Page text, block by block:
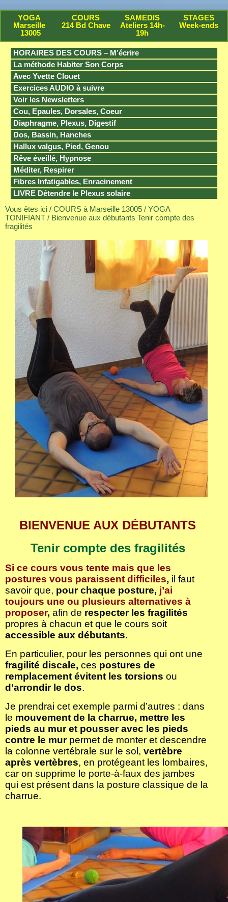
YOGA
Marseille
13005
COURS
214 Bd Chave
SAMEDIS
Ateliers 14h-
19h
STAGES
Week-ends
HORAIRES DES COURS – M’écrire
La méthode Habiter Son Corps
Avec Yvette Clouet
Exercices AUDIO à suivre
Voir les Newsletters
Cou, Epaules, Dorsales, Coeur
Diaphragme, Plexus, Digestif
Dos, Bassin, Hanches
Hallux valgus, Pied, Genou
Rêve éveillé, Hypnose
Méditer, Respirer
Fibres Infatigables, Enracinement
LIVRE Détendre le Plexus solaire
Vous êtes ici / COURS à Marseille 13005 / YOGA
TONIFIANT / Bienvenue aux débutants Tenir compte des
fragilités
BIENVENUE AUX DÉBUTANTS
Tenir compte des fragilités
Si ce cours vous tente mais que les
postures vous paraissent difficiles, il faut
savoir que, pour chaque posture, j’ai
toujours une ou plusieurs alternatives à
proposer, afin de respecter les fragilités
propres à chacun et que le cours soit
accessible aux débutants.
En particulier, pour les personnes qui ont une
fragilité discale, ces postures de
remplacement évitent les torsions ou
d’arrondir le dos.
Je prendrai cet exemple parmi d’autres : dans
le mouvement de la charrue, mettre les
pieds au mur et pousser avec les pieds
contre le murpermet de monter et descendre
la colonne vertébrale sur le sol, vertèbre
après vertèbres, en protégeant les lombaires,
car on supprime le porte-à-faux des jambes
qui est présent dans la posture classique de la
charrue.